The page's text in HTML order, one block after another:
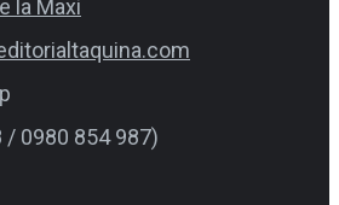
la Maxi
/ 0980 854 987)